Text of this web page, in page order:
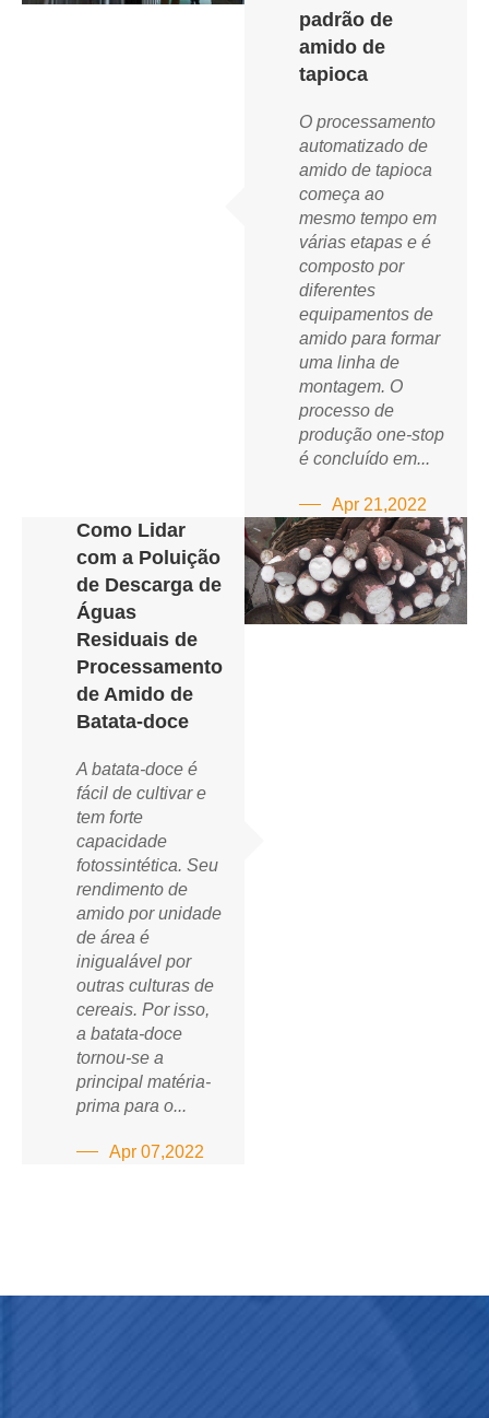
padrão de
amido de
tapioca
O processamento
automatizado de
amido de tapioca
começa ao
mesmo tempo em
várias etapas e é
composto por
diferentes
equipamentos de
amido para formar
uma linha de
montagem. O
processo de
produção one-stop
é concluído em...
Apr 21,2022
Como Lidar
com a Poluição
de Descarga de
Águas
Residuais de
Processamento
de Amido de
Batata-doce
A batata-doce é
fácil de cultivar e
tem forte
capacidade
fotossintética. Seu
rendimento de
amido por unidade
de área é
inigualável por
outras culturas de
cereais. Por isso,
a batata-doce
tornou-se a
principal matéria-
prima para o...
Apr 07,2022